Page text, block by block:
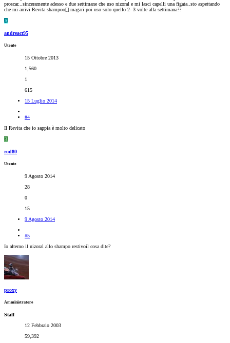
proscar...sinceramente adesso e due settimane che uso nizoral e mi lasci capelli una figata..sto aspettando
che mi arrivi Revita shampoo[] magari poi uso solo quello 2- 3 volte alla settimana??
A
andreact95
Utente
15 Ottobre 2013
1,560
1
615
15 Luglio 2014
#4
Il Revita che io sappia è molto delicato
R
rod80
Utente
9 Agosto 2014
28
0
15
9 Agosto 2014
#5
Io alterno il nizoral allo shampo restivoil cosa dite?
proxy
Amministratore
Staff
12 Febbraio 2003
59,392